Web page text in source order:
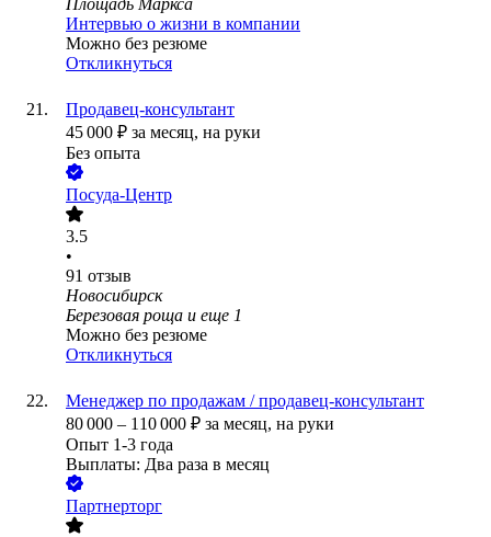
Площадь Маркса
Интервью о жизни в компании
Можно без резюме
Откликнуться
Продавец-консультант
45 000 ₽ за месяц, на руки
Без опыта
Посуда-Центр
3.5
•
91 отзыв
Новосибирск
Березовая роща и еще 1
Можно без резюме
Откликнуться
Менеджер по продажам / продавец-консультант
80 000 – 110 000 ₽ за месяц, на руки
Опыт 1-3 года
Выплаты: Два раза в месяц
Партнерторг